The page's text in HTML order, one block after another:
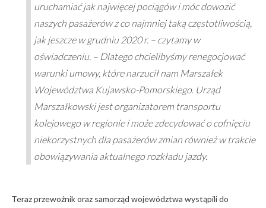
uruchamiać jak najwięcej pociągów i móc dowozić
naszych pasażerów z co najmniej taką częstotliwością,
jak jeszcze w grudniu 2020 r. – czytamy w
oświadczeniu. – Dlatego chcielibyśmy renegocjować
warunki umowy, które narzucił nam Marszałek
Województwa Kujawsko-Pomorskiego. Urząd
Marszałkowski jest organizatorem transportu
kolejowego w regionie i może zdecydować o cofnięciu
niekorzystnych dla pasażerów zmian również w trakcie
obowiązywania aktualnego rozkładu jazdy.
Teraz przewoźnik oraz samorząd województwa wystąpili do